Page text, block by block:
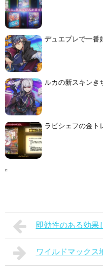
デュエプレで一番
ルカの新スキンき
ラビシェフの金ト
即効性のある効果
ワイルドマックス